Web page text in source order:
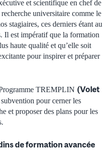
et scientifique en chef de
universitaire comme le
stagiaires, ces derniers étant au
Il est impératif que la formation
haute qualité et qu’elle soit
pour inspirer et préparer
TREMPLIN (Volet
pour cerner les
et proposer des plans pour les
de formation avancée